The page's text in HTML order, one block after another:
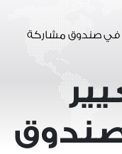
في صندوق مشاركة